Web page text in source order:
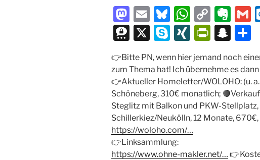
M
a
st
o
d
o
n
E
m
ai
l
Bl
u
e
s
k
y
W
h
at
s
A
p
p
C
o
p
y
Li
n
k
E
v
er
n
ot
e
l
T
hr
e
e
m
a
X
S
k
y
p
e
XI
N
G
P
ri
nt
Fr
ie
n
y
S
n
a
p
c
h
n
👉Bitte PN, wenn hier jemand noch
zum Thema hat! Ich übernehme es
👉Aktueller Homeletter/WOLOHO: (u. a.
Schöneberg, 310€ monatlich; 🔴
Steglitz mit Balkon und PKW-
Schillerkiez/Neukölln, 12 Monate,
https://woloho.com/…
👉Linksammlung:
https://www.ohne-makler.net/… 👉